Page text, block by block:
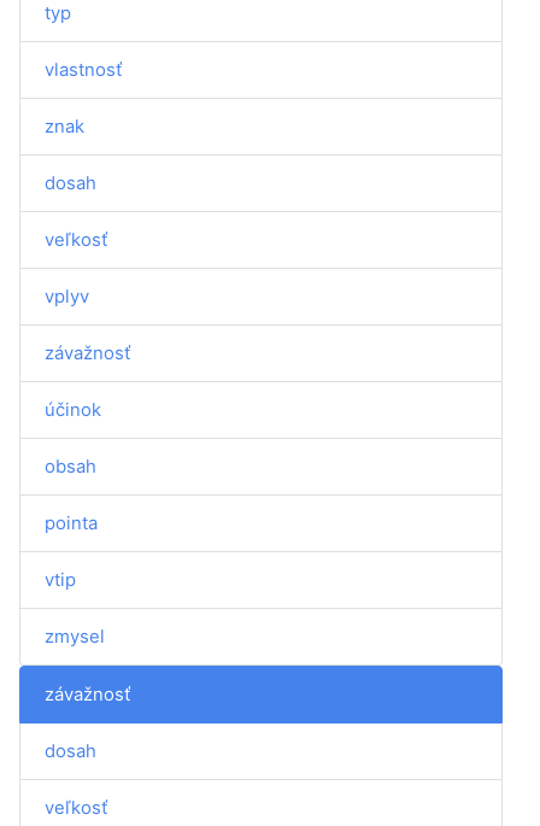
typ
vlastnosť
znak
dosah
veľkosť
vplyv
závažnosť
účinok
obsah
pointa
vtip
zmysel
závažnosť
dosah
veľkosť